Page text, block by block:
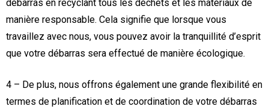
débarras en recyclant tous les déchets et les matériaux de
manière responsable. Cela signifie que lorsque vous
travaillez avec nous, vous pouvez avoir la tranquillité d’esprit
que votre débarras sera effectué de manière écologique.
4 – De plus, nous offrons également une grande flexibilité en
termes de planification et de coordination de votre débarras